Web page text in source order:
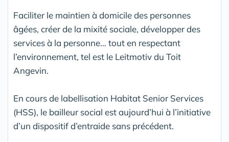
Faciliter le maintien à domicile des personnes
âgées, créer de la mixité sociale, développer des
services à la personne… tout en respectant
l’environnement, tel est le Leitmotiv du Toit
Angevin.
En cours de labellisation Habitat Senior Services
(HSS), le bailleur social est aujourd’hui à l’initiative
d’un dispositif d’entraide sans précédent.